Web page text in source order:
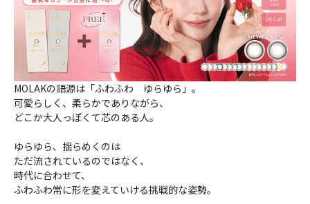
MOLAKの語源は「ふわふわ ゆらゆら」。
可愛らしく、柔らかでありながら、
どこか大人っぽくて芯のある人。
ゆらゆら、揺らめくのは
ただ流されているのではなく、
時代に合わせて、
ふわふわ常に形を変えていける挑戦的な姿勢。